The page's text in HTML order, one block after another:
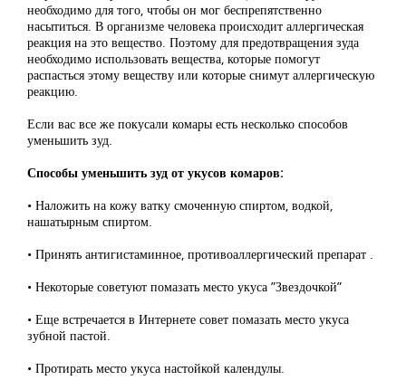
необходимо для того, чтобы он мог беспрепятственно
насытиться. В организме человека происходит аллергическая
реакция на это вещество. Поэтому для предотвращения зуда
необходимо использовать вещества, которые помогут
распасться этому веществу или которые снимут аллергическую
реакцию.
Если вас все же покусали комары есть несколько способов
уменьшить зуд.
Способы уменьшить зуд от укусов комаров:
• Наложить на кожу ватку смоченную спиртом, водкой,
нашатырным спиртом.
• Принять антигистаминное, противоаллергический препарат .
• Некоторые советуют помазать место укуса ”Звездочкой”
• Еще встречается в Интернете совет помазать место укуса
зубной пастой.
• Протирать место укуса настойкой календулы.